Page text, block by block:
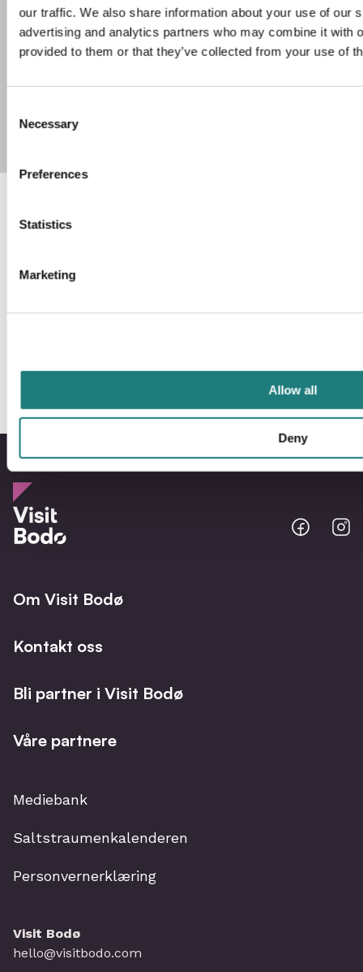
our traffic. We also share information about your use of our
advertising and analytics partners who may combine it with
provided to them or that they’ve collected from your use of
Selection
Necessary
Preferences
Statistics
Marketing
Allow all
Deny
Ja Nei
Bodo
@
Om Visit Bodø
Kontakt oss
Bli partner i Visit Bodø
Våre partnere
Mediebank
Saltstraumenkalenderen
Personvernerklæring
Visit Bodø
hello@visitbodo.com